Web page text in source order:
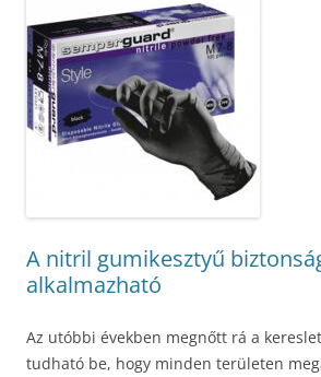
A nitril gumikesztyű
alkalmazható
Az utóbbi években megnőtt rá a
tudható be, hogy minden területen